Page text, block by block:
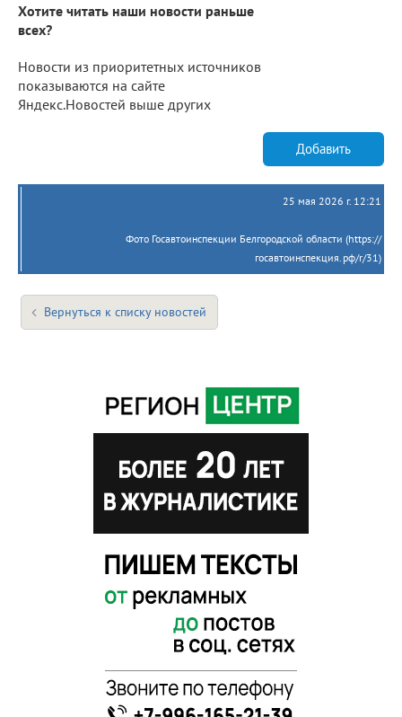
Хотите читать наши новости раньше
всех?
Новости из приоритетных источников
показываются на сайте
Яндекс.Новостей выше других
Добавить
25 мая 2026 г. 12:21
Фото Госавтоинспекции Белгородской области (https://
госавтоинспекция.рф/r/31)
Вернуться к списку новостей